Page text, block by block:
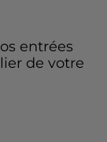
entrées
de votre